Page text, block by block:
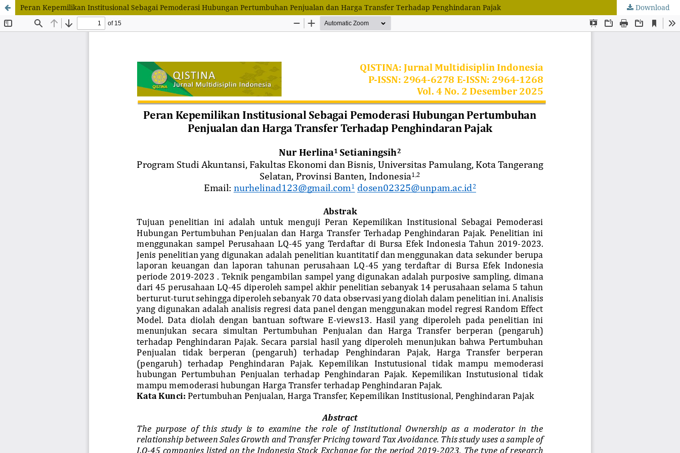
Peran Kepemilikan Institusional Sebagai Pemoderasi Hubungan Pertumbuhan Penjualan dan Harga Transfer Terhadap Penghindaran Pajak Download